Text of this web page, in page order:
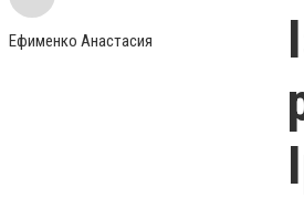
Ефименко Анастасия